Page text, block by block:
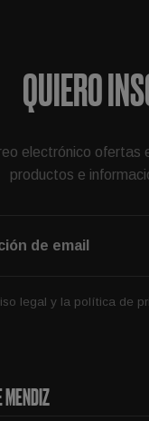
QUIERO
electrónico ofertas
productos e
legal y la política de
MENDIZ